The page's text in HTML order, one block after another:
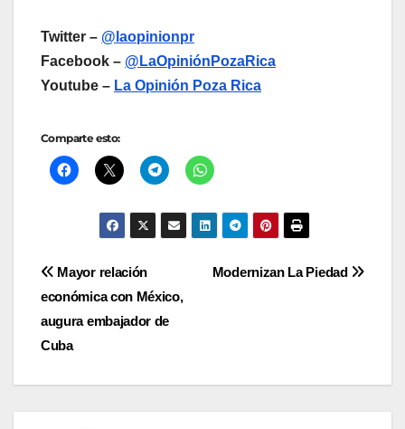
Twitter – @laopinionpr
Facebook – @LaOpiniónPozaRica
Youtube – La Opinión Poza Rica
Comparte esto:
Navegación
de
entradas
Modernizan La Piedad
Mayor relación
económica con México,
augura embajador de
Cuba